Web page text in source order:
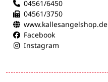
04561/6450
04561/3750
www.kallesangelshop.de
Facebook
Instagram